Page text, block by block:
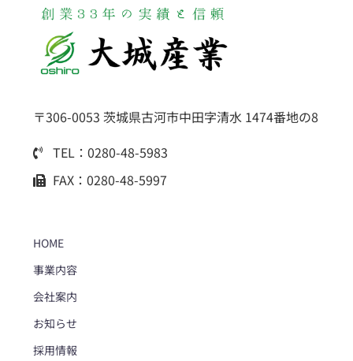
〒306-0053 茨城県古河市中田字清水 1474番地の8
TEL：0280-48-5983
FAX：0280-48-5997
HOME
事業内容
会社案内
お知らせ
採用情報